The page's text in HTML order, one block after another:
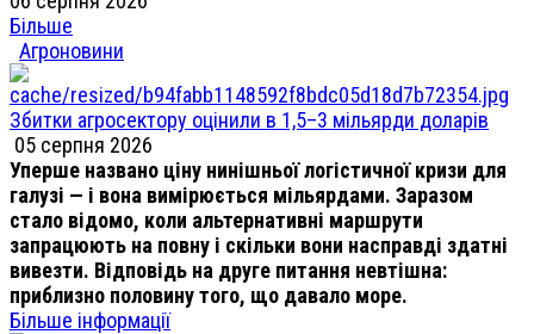
Більше
Агроновини
Збитки агросектору оцінили в 1,5–3 мільярди доларів
05 серпня 2026
Уперше названо ціну нинішньої логістичної кризи для
галузі — і вона вимірюється мільярдами. Заразом
стало відомо, коли альтернативні маршрути
запрацюють на повну і скільки вони насправді здатні
вивезти. Відповідь на друге питання невтішна:
приблизно половину того, що давало море.
Більше інформації